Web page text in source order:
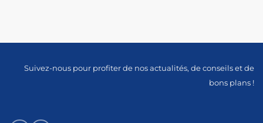
Suivez-nous pour profiter de nos actualités, de conseils et de
bons plans !